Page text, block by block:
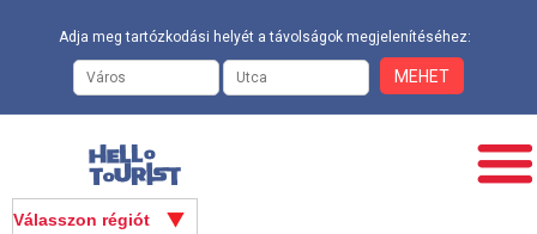
Adja meg tartózkodási helyét a távolságok megjelenítéséhez: